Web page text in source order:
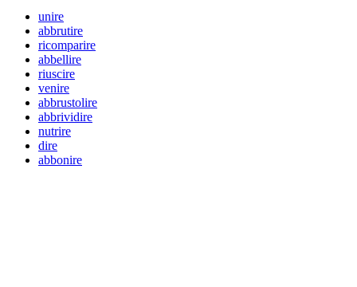
unire
abbrutire
ricomparire
abbellire
riuscire
venire
abbrustolire
abbrividire
nutrire
dire
abbonire